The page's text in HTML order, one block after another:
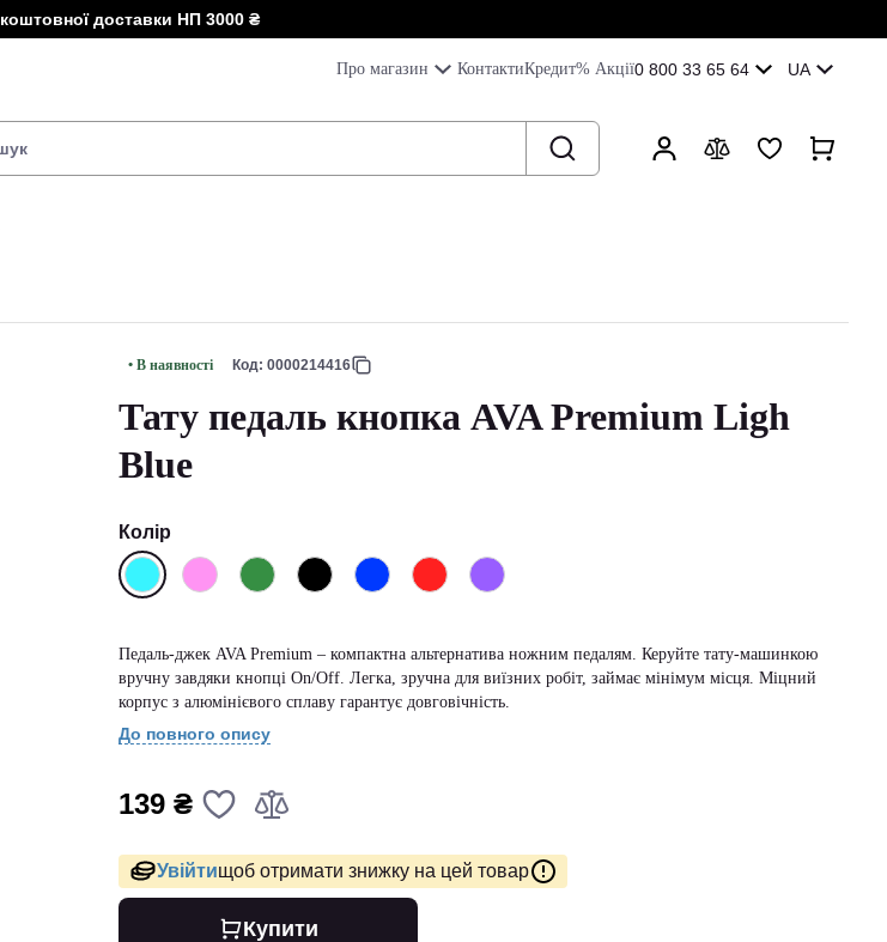
доставки НП 3000 ₴
Про магазин КонтактиКредит% Акції0 800 33 65 64 UA
• В наявності Код: 0000214416
Тату педаль кнопка AVA Premium Ligh
Blue
Колір
Педаль-джек AVA Premium – компактна альтернатива ножним педалям. Керуйте тату-машинкою
вручну завдяки кнопці On/Off. Легка, зручна для виїзних робіт, займає мінімум місця. Міцний
корпус з алюмінієвого сплаву гарантує довговічність.
До повного опису
139 ₴
Увійтищоб отримати знижку на цей товар
Купити